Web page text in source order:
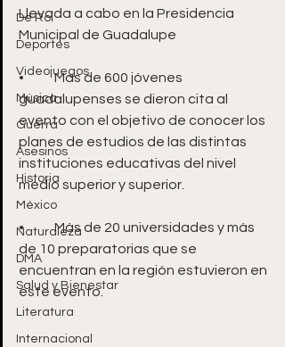
De Rol
Deportes
Videojuegos
Música
Guerra
Asesinos
Historia
México
Naturaleza
DMA
Salud y Bienestar
Literatura
Internacional
Llevada a cabo en la Presidencia
Municipal de Guadalupe
•	Mas de 600 jóvenes
guadalupenses se dieron cita al
evento con el objetivo de conocer los
planes de estudios de las distintas
instituciones educativas del nivel
medio superior y superior.
•	Más de 20 universidades y más
de 10 preparatorias que se
encuentran en la región estuvieron en
este evento.